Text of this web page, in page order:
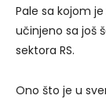
Pale sa kojom
učinjeno sa još
sektora RS.
Ono što je u